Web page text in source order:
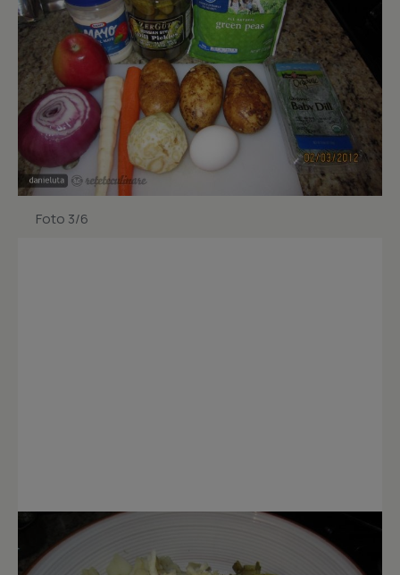
Foto 3/6